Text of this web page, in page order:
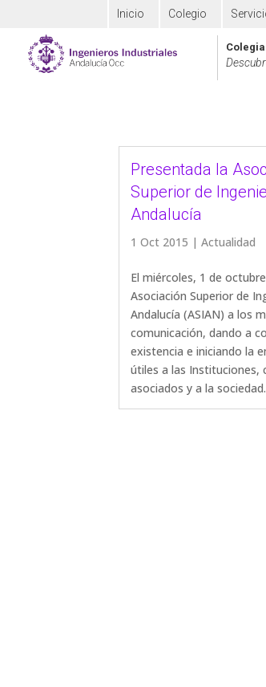
Inicio Colegio
Presentada la
Superior de
Andalucía
1 Oct 2015 | Actualidad
El miércoles, 1 de
Asociación Superior de
Andalucía (ASIAN) a los
comunicación, dando a
existencia e iniciando la
útiles a las Instituciones,
asociados y a la